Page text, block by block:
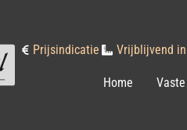
Prijsindicatie Vrijblijvend
Home